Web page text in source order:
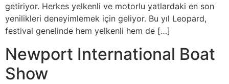
getiriyor. Herkes yelkenli ve motorlu yatlardaki en son
yenilikleri deneyimlemek için geliyor. Bu yıl Leopard,
festival genelinde hem yelkenli hem de […]
Newport International Boat
Show